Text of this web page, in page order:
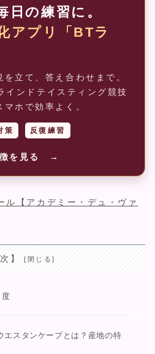
日の練習に。
アプリ「BTラ
立て、答え合わせまで。
ンドテイスティング競技
ホで効率よく。
策 反復練習
徴を見る →
ル【アカデミー・デュ・ヴァ
】
スタンケープとは？産地の特